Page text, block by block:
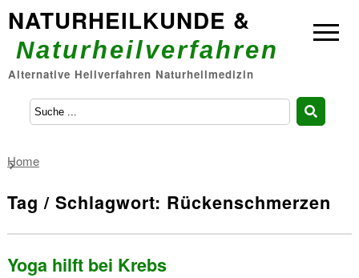
NATURHEILKUNDE &
Naturheilverfahren
Alternative Heilverfahren Naturheilmedizin
Home
Tag / Schlagwort: Rückenschmerzen
Yoga hilft bei Krebs